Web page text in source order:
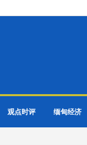
观点时评 缅甸经济